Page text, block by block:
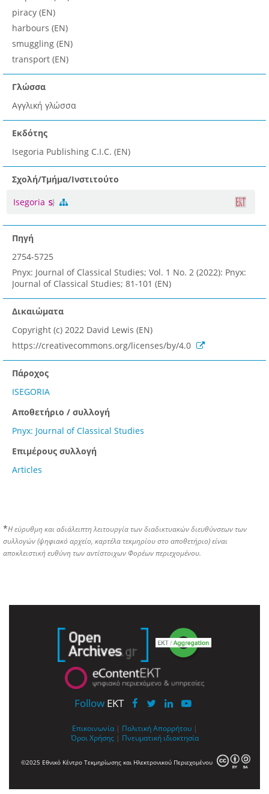
piracy (EN)
harbours (EN)
smuggling (EN)
transport (EN)
Γλώσσα
Αγγλική γλώσσα
Εκδότης
Isegoria Publishing C.I.C. (EN)
Σχολή/Τμήμα/Ινστιτούτο
Isegoria
Πηγή
2754-5725
Pnyx: Journal of Classical Studies; Vol. 1 No. 2 (2022): Pnyx:
Journal of Classical Studies; 81-101 (EN)
Δικαιώματα
Copyright (c) 2022 David Lewis (EN)
https://creativecommons.org/licenses/by/4.0
Πάροχος
ISEGORIA
Αποθετήριο / συλλογή
Pnyx: Journal of Classical Studies
Επιμέρους συλλογή
Articles
*Η εύρυθμη και αδιάλειπτη λειτουργία των διαδικτυακών διευθύνσεων των
συλλογών (ψηφιακό αρχείο, καρτέλα τεκμηρίου στο αποθετήριο) είναι
αποκλειστική ευθύνη των αντίστοιχων Φορέων περιεχομένου.
Follow EKT
Επικοινωνία | Πολιτική Απορρήτου |
Όροι Χρήσης | Πνευματική ιδιοκτησία
©2025 Εθνικό Κέντρο Τεκμηρίωσης και Ηλεκτρονικού Περιεχομένου